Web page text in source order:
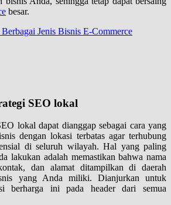
besar.
Jenis Bisnis E-Commerce
SEO lokal
lokal dapat dianggap sebagai cara yang
dengan lokasi terbatas agar terhubung
di seluruh wilayah. Hal yang paling
lakukan adalah memastikan bahwa nama
dan alamat ditampilkan di daerah
yang Anda miliki. Dianjurkan untuk
berharga ini pada header dari semua